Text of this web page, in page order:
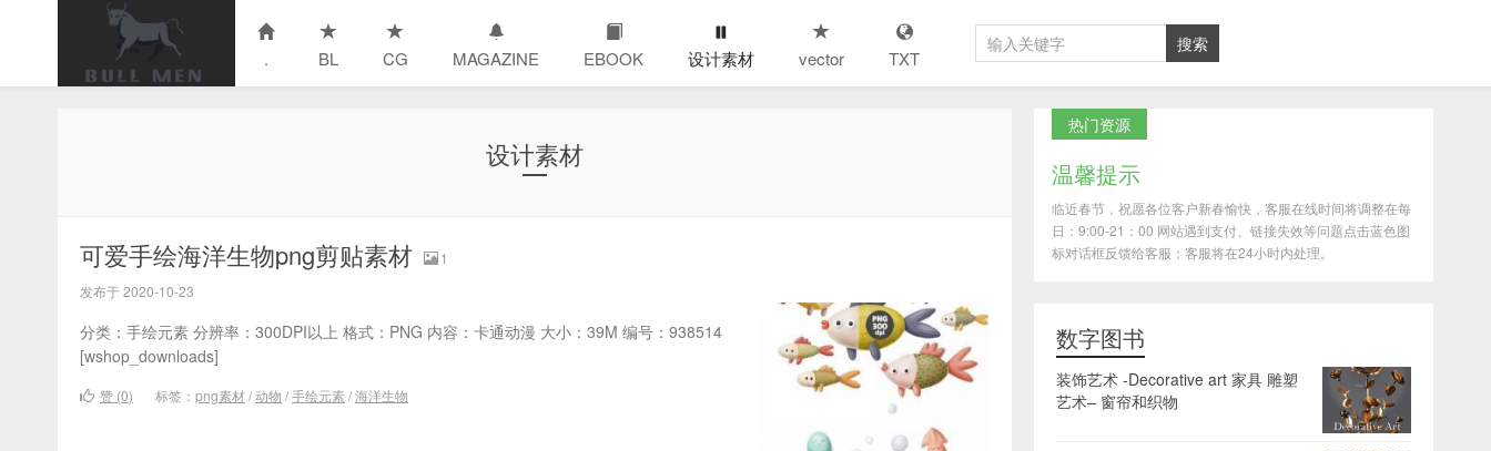
. BL CG MAGAZINE EBOOK 设计素材 vector TXT
设计素材
可爱手绘海洋生物png剪贴素材
1
发布于 2020-10-23
分类：手绘元素 分辨率：300DPI以上 格式：PNG 内容：卡通动漫 大小：39M 编号：938514
[wshop_downloads]
赞 (0) 标签： png素材 /动物 /手绘元素/海洋生物
热门资源
温馨提示
临近春节，祝愿各位客户新春愉快，客服在线时间将调整在每
日：9:00-21：00 网站遇到支付、链接失效等问题点击蓝色图
标对话框反馈给客服；客服将在24小时内处理。
数字图书
装饰艺术 -Decorative art 家具 雕塑
艺术– 窗帘和织物